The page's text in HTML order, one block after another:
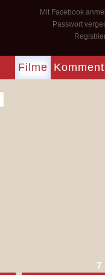
Mit Facebook
Passwort
Filme
7